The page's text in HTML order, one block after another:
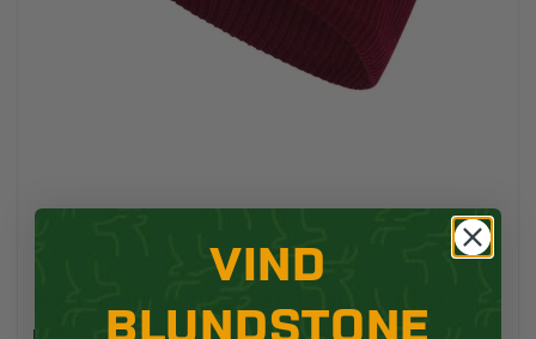
Haglöfs
VIND
BLUNDSTONE